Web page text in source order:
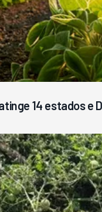
14 estados e